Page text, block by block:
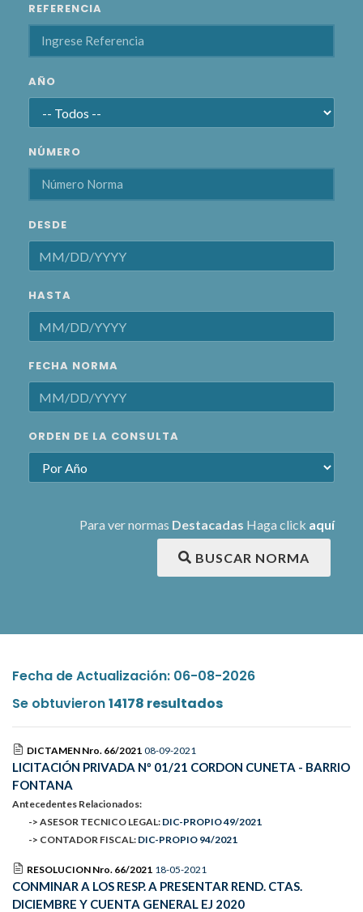
REFERENCIA
AÑO
NÚMERO
DESDE
HASTA
FECHA NORMA
ORDEN DE LA CONSULTA
Para ver normas Destacadas Haga click aquí
BUSCAR NORMA
Fecha de Actualización: 06-08-2026
Se obtuvieron14178 resultados
DICTAMEN Nro. 66/2021 08-09-2021
LICITACIÓN PRIVADA Nº 01/21 CORDON CUNETA - BARRIO
FONTANA
Antecedentes Relacionados:
-> ASESOR TECNICO LEGAL: DIC-PROPIO 49/2021
-> CONTADOR FISCAL: DIC-PROPIO 94/2021
RESOLUCION Nro. 66/2021 18-05-2021
CONMINAR A LOS RESP. A PRESENTAR REND. CTAS.
DICIEMBRE Y CUENTA GENERAL EJ 2020